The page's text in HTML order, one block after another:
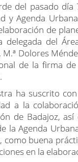
del pasado
y Agenda
de
delegada del
M.ª Dolores
de la firma
ha suscrito
a la
de Badajoz,
la Agenda
como buena
en la